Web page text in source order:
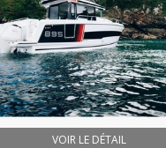
VOIR LE DÉTAIL